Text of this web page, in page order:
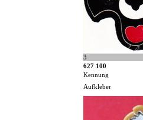
3
627 100
Kennung
Aufkleber